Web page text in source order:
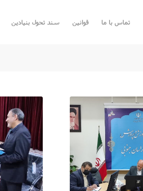
تماس با ما قوانین سند تحول بنیادین